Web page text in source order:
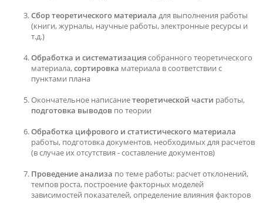
Сбор теоретического материала для выполнения работы
(книги, журналы, научные работы, электронные ресурсы и
т.д.)
Обработка и систематизациясобранного теоретического
материала,сортировка материала в соответствии с
пунктами плана
Окончательное написаниетеоретической части работы,
подготовка выводов по теории
Обработка цифрового и статистического материала
работы, подготовка документов, необходимых для расчетов
(в случае их отсутствия - составление документов)
Проведение анализа по теме работы: расчет отклонений,
темпов роста, построение факторных моделей
зависимостей показателей, определение влияния факторов